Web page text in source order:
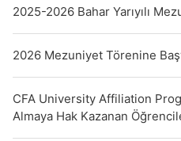
2025-2026 Bahar Yarıyılı
2026 Mezuniyet Törenine
CFA University Affiliation
Almaya Hak Kazanan